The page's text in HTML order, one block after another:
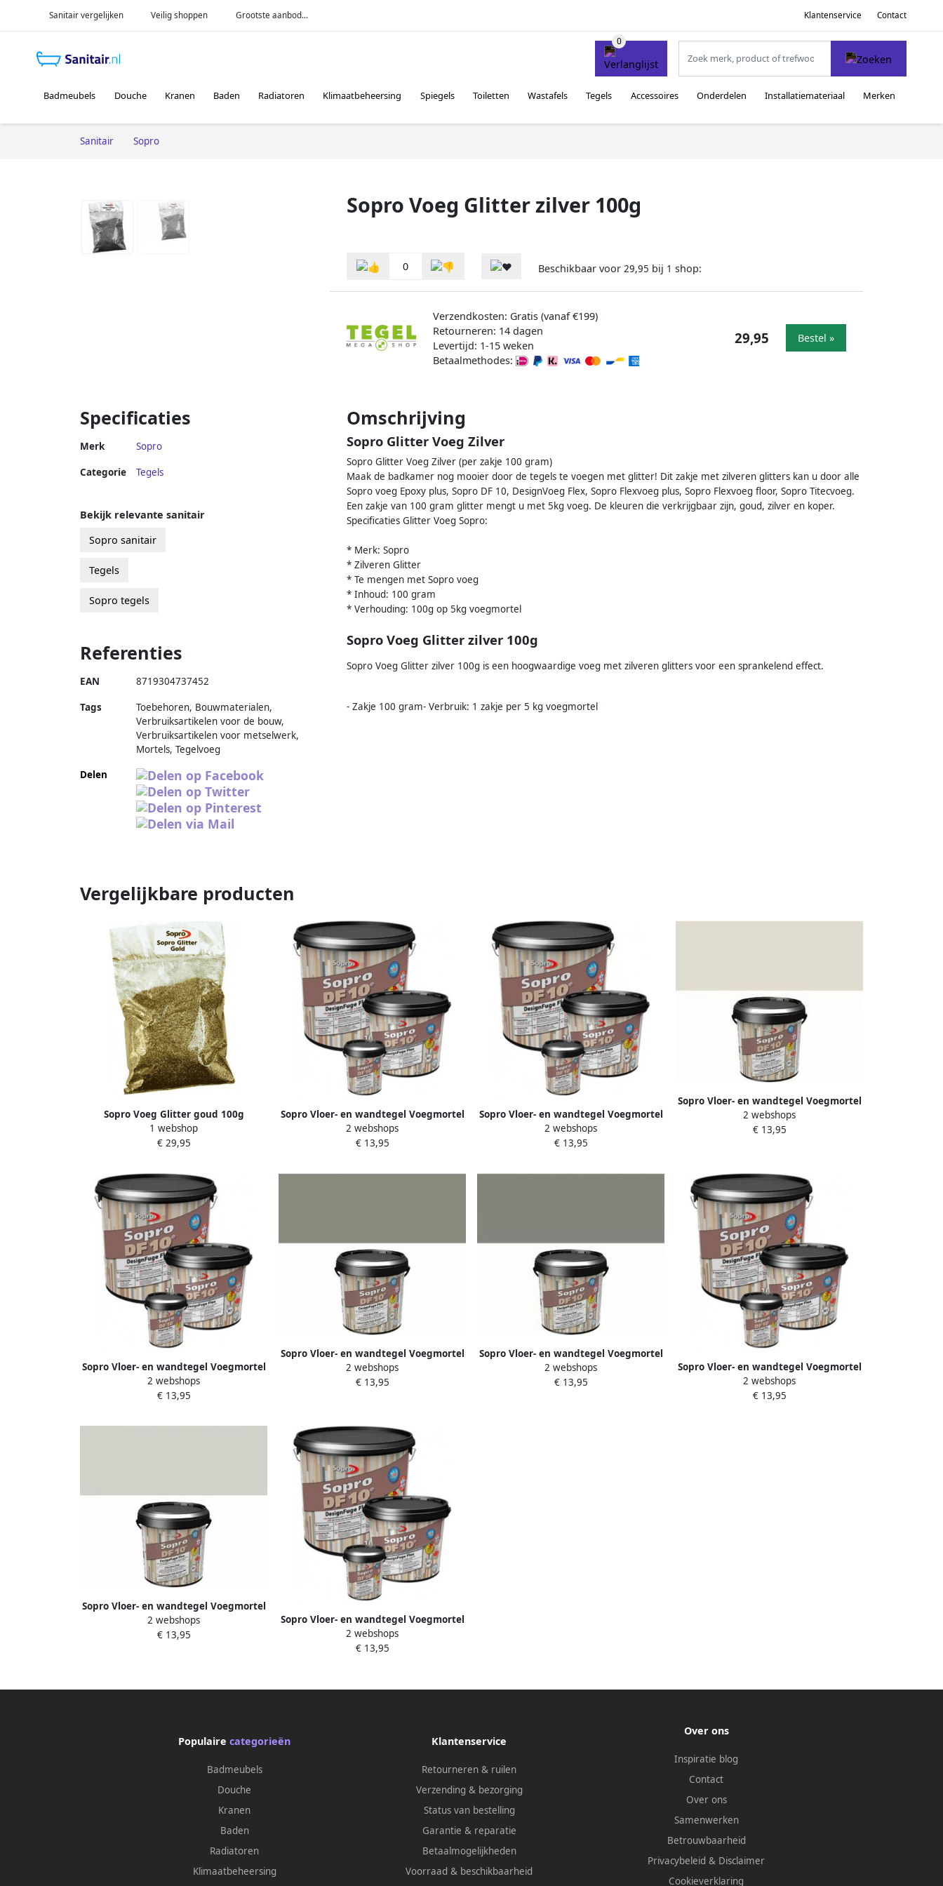
Sanitair vergelijken Veilig shoppen Grootste aanbod... Klantenservice Contact
Badmeubels Douche Kranen Baden Radiatoren Klimaatbeheersing Spiegels Toiletten Wastafels Tegels Accessoires Onderdelen Installatiemateriaal Merken
Sanitair Sopro
Sopro Voeg Glitter zilver 100g
0 Beschikbaar voor 29,95 bij 1 shop:
Verzendkosten: Gratis (vanaf €199)
Retourneren: 14 dagen
Levertijd: 1-15 weken
Betaalmethodes:
29,95 Bestel »
Specificaties
Merk Sopro
Categorie Tegels
Omschrijving
Sopro Glitter Voeg Zilver
Sopro Glitter Voeg Zilver (per zakje 100 gram)
Maak de badkamer nog mooier door de tegels te voegen met glitter! Dit zakje met zilveren glitters kan u door alle
Sopro voeg Epoxy plus, Sopro DF 10, DesignVoeg Flex, Sopro Flexvoeg plus, Sopro Flexvoeg floor, Sopro Titecvoeg.
Een zakje van 100 gram glitter mengt u met 5kg voeg. De kleuren die verkrijgbaar zijn, goud, zilver en koper.
Specificaties Glitter Voeg Sopro:
* Merk: Sopro
* Zilveren Glitter
* Te mengen met Sopro voeg
* Inhoud: 100 gram
* Verhouding: 100g op 5kg voegmortel
Sopro Voeg Glitter zilver 100g
Sopro Voeg Glitter zilver 100g is een hoogwaardige voeg met zilveren glitters voor een sprankelend effect.
- Zakje 100 gram- Verbruik: 1 zakje per 5 kg voegmortel
Bekijk relevante sanitair
Sopro sanitair
Tegels
Sopro tegels
Referenties
EAN 8719304737452
Tags
Toebehoren, Bouwmaterialen,
Verbruiksartikelen voor de bouw,
Verbruiksartikelen voor metselwerk,
Mortels, Tegelvoeg
Delen
Vergelijkbare producten
Sopro Voeg Glitter goud 100g
1 webshop
€ 29,95
Sopro Vloer- en wandtegel Voegmortel
DF 10 Flexibel wit nr. 10 1kg Wit
SOP5020
2 webshops
€ 13,95
Sopro Vloer- en wandtegel Voegmortel
DF 10 Flexibel licht grijs nr. 16 1kg
Licht grijs SOP5021
2 webshops
€ 13,95
Sopro Vloer- en wandtegel Voegmortel
DF 10 Flexibel zilvergrijs nr. 17 1kg
Zilvergrijs SOP5022
2 webshops
€ 13,95
Sopro Vloer- en wandtegel Voegmortel
DF 10 Flexibel grijs nr. 15 1kg Grijs
SOP5023
2 webshops
€ 13,95
Sopro Vloer- en wandtegel Voegmortel
DF 10 Flexibel steengrijs nr. 22 1kg
Steengrijs SOP5026
2 webshops
€ 13,95
Sopro Vloer- en wandtegel Voegmortel
DF 10 Flexibel betongrijs nr. 14 1kg
Betongrijs SOP5027
2 webshops
€ 13,95
Sopro Vloer- en wandtegel Voegmortel
DF 10 Flexibel zandgrijs nr. 18 1kg Grijs
SOP5028
2 webshops
€ 13,95
Sopro Vloer- en wandtegel Voegmortel
DF 10 Flexibel manhatten nr. 77 1kg
Grijs SOP5029
2 webshops
€ 13,95
Sopro Vloer- en wandtegel Voegmortel
DF 10 Flexibel jasmijn nr. 28 1kg
Jasmijn SOP5030
2 webshops
€ 13,95
Populaire categorieën
Badmeubels
Douche
Kranen
Baden
Radiatoren
Klimaatbeheersing
Klantenservice
Retourneren & ruilen
Verzending & bezorging
Status van bestelling
Garantie & reparatie
Betaalmogelijkheden
Voorraad & beschikbaarheid
Over ons
Inspiratie blog
Contact
Over ons
Samenwerken
Betrouwbaarheid
Privacybeleid & Disclaimer
Cookieverklaring